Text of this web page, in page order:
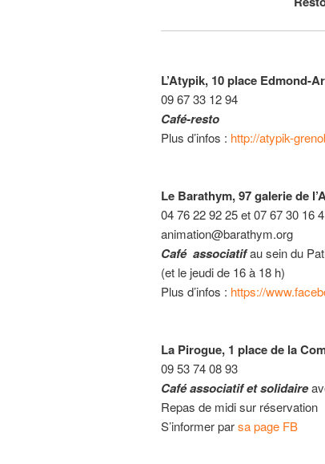
L’Atypik, 10 place Edmond-
09 67 33 12 94
Café-resto
Plus d’infos : http://atypik-
Le Barathym, 97 galerie de
04 76 22 92 25 et 07 67 30 16
animation@barathym.org
Café associatifau sein du
(et le jeudi de 16 à 18 h)
Plus d’infos : https://
La Pirogue, 1 place de la
09 53 74 08 93
Café associatif et solidaire
Repas de midi sur réservation
S’informer parsa page FB